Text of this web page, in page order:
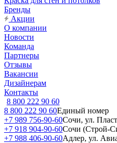
Бренды
Акции
О компании
Новости
Команда
Партнеры
Отзывы
Вакансии
Дизайнерам
Контакты
8 800 222 90 60
8 800 222 90 60Единый номер
+7 989 756-90-60Сочи, ул.
+7 918 904-90-60Сочи (Строй-
+7 988 406-90-60Адлер, ул.